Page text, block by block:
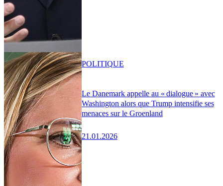
Le Danemark appelle au « dialogue » avec
Washington alors que Trump intensifie ses
menaces sur le Groenland
21.01.2026
POLITIQUE